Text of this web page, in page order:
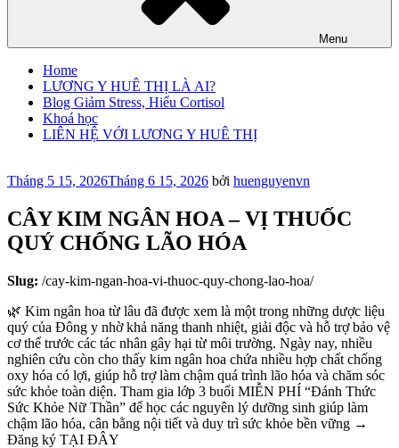
Menu
Home
LƯƠNG Y HUÊ THỊ LÀ AI?
Blog Giảm Stress, Hiểu Cortisol
Khoá học
LIÊN HỆ VỚI LƯƠNG Y HUÊ THỊ
Đăng
Tháng 5 15, 2026Tháng 6 15, 2026 bởi huenguyenvn
CÂY KIM NGÂN HOA – VỊ THUỐC
QUÝ CHỐNG LÃO HÓA
Slug: /cay-kim-ngan-hoa-vi-thuoc-quy-chong-lao-hoa/
🌿 Kim ngân hoa từ lâu đã được xem là một trong những dược liệu
quý của Đông y nhờ khả năng thanh nhiệt, giải độc và hỗ trợ bảo vệ
cơ thể trước các tác nhân gây hại từ môi trường. Ngày nay, nhiều
nghiên cứu còn cho thấy kim ngân hoa chứa nhiều hợp chất chống
oxy hóa có lợi, giúp hỗ trợ làm chậm quá trình lão hóa và chăm sóc
sức khỏe toàn diện. Tham gia lớp 3 buổi MIỄN PHÍ “Đánh Thức
Sức Khỏe Nữ Thần” để học các nguyên lý dưỡng sinh giúp làm
chậm lão hóa, cân bằng nội tiết và duy trì sức khỏe bền vững →
Đăng ký TẠI ĐÂY